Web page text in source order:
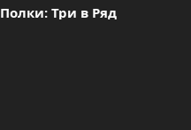
Полки: Три в Ряд